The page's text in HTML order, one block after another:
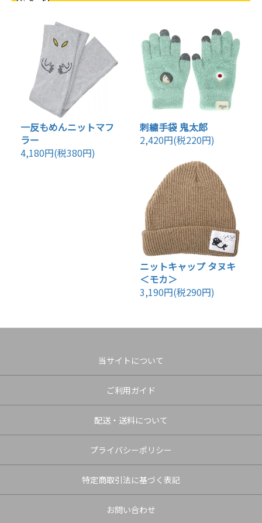
一反もめんニットマフ
ラー
4,180円(税380円)
刺繍手袋 鬼太郎
2,420円(税220円)
ニットキャップ タヌキ
＜モカ＞
3,190円(税290円)
当サイトについて
ご利用ガイド
配送・送料について
プライバシーポリシー
特定商取引法に基づく表記
お問い合わせ